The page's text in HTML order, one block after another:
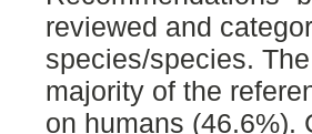
reviewed and
species/species.
majority of the
on humans (46.6%).